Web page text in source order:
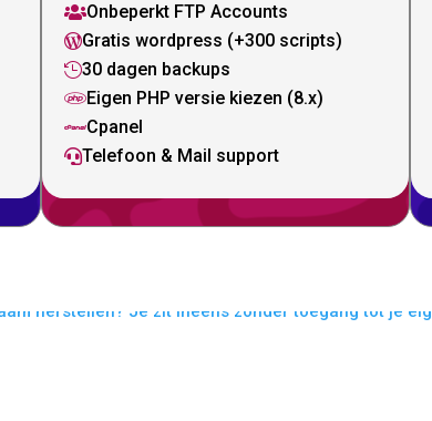
Onbeperkt FTP Accounts
Gratis wordpress (+300 scripts)
30 dagen backups
Eigen PHP versie kiezen (8.x)
Cpanel
Telefoon & Mail support